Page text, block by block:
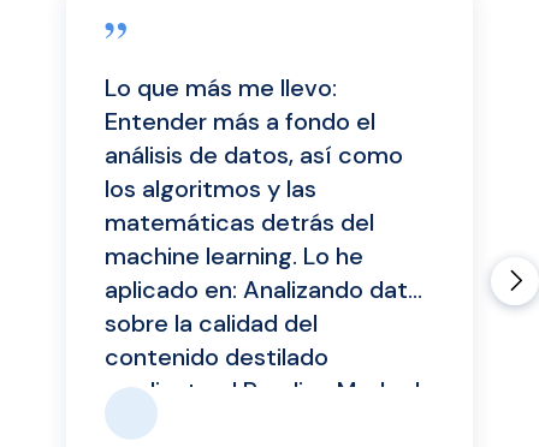
”
Lo que más me llevo:
Entender más a fondo el
análisis de datos, así como
los algoritmos y las
matemáticas detrás del
machine learning. Lo he
aplicado en: Analizando datos
sobre la calidad del
contenido destilado
mediante el Reading Mode de
Google Chrome para tomar